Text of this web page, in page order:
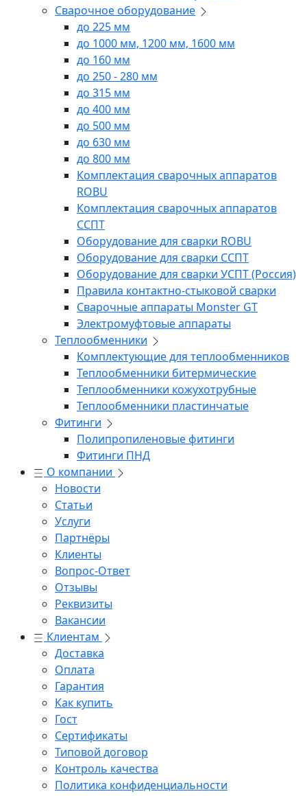
Сварочное оборудование
до 225 мм
до 1000 мм, 1200 мм, 1600 мм
до 160 мм
до 250 - 280 мм
до 315 мм
до 400 мм
до 500 мм
до 630 мм
до 800 мм
Комплектация сварочных аппаратов
ROBU
Комплектация сварочных аппаратов
ССПТ
Оборудование для сварки ROBU
Оборудование для сварки ССПТ
Оборудование для сварки УСПТ (Россия)
Правила контактно-стыковой сварки
Сварочные аппараты Monster GT
Электромуфтовые аппараты
Теплообменники
Комплектующие для теплообменников
Теплообменники битермические
Теплообменники кожухотрубные
Теплообменники пластинчатые
Фитинги
Полипропиленовые фитинги
Фитинги ПНД
О компании
Новости
Статьи
Услуги
Партнёры
Клиенты
Вопрос-Ответ
Отзывы
Реквизиты
Вакансии
Клиентам
Доставка
Оплата
Гарантия
Как купить
Гост
Сертификаты
Типовой договор
Контроль качества
Политика конфиденциальности